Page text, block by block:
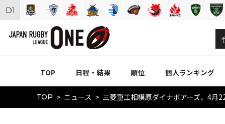
TOP 日程・結果 順位 個人ランキング
TOP ニュース 三菱重工相模原ダイナボアーズ、4月
D1